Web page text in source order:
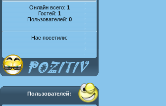
Онлайн всего: 1
Гостей: 1
Пользователей: 0
Нас посетили:
Пользователей: